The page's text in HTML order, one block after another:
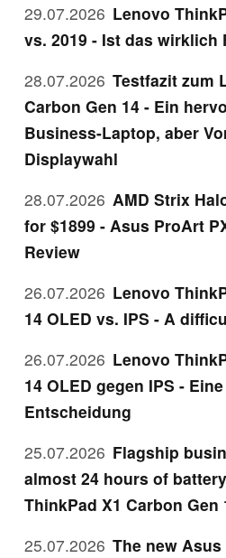
29.07.2026 Lenovo
vs. 2019 - Ist das wirklich
28.07.2026 Testfazit zum
Carbon Gen 14 - Ein
Business-Laptop, aber
Displaywahl
28.07.2026 AMD Strix
for $1899 - Asus ProArt
Review
26.07.2026 Lenovo
14 OLED vs. IPS - A
26.07.2026 Lenovo
14 OLED gegen IPS -
Entscheidung
25.07.2026 Flagship
almost 24 hours of
ThinkPad X1 Carbon Gen
25.07.2026 The new Asus